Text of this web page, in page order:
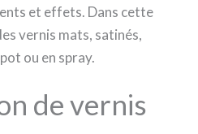
et effets. Dans cette
vernis mats, satinés,
ou en spray.
de vernis